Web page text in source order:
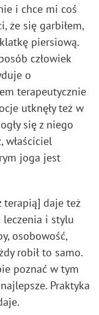
i chce mi coś
że się garbiłem,
piersiową.
człowiek
o
terapeutycznie
utknęły też w
się z niego
właściciel
joga jest
terapią] daje też
leczenia i stylu
osobowość,
robił to samo.
poznać w tym
Praktyka